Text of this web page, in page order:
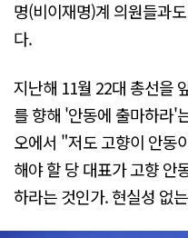
명(비이재명)계 의원들과
다.
지난해 11월 22대 총선을
를 향해 '안동에 출마하라'
오에서 "저도 고향이 안동
해야 할 당 대표가 고향 안
하라는 것인가. 현실성 없